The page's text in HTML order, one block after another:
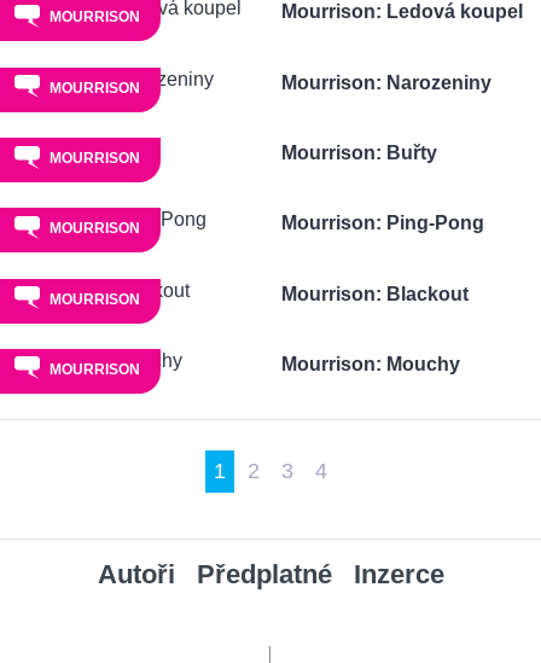
MOURRISON Mourrison: Ledová koupel
MOURRISON Mourrison: Narozeniny
MOURRISON Mourrison: Buřty
MOURRISON Mourrison: Ping-Pong
MOURRISON Mourrison: Blackout
MOURRISON Mourrison: Mouchy
1 2 3 4
Autoři Předplatné Inzerce